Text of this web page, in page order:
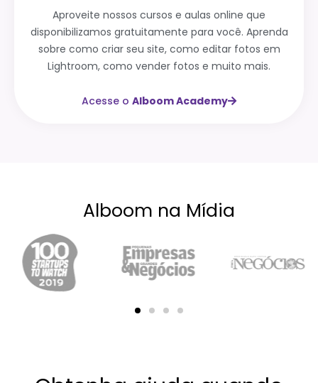
Aproveite nossos cursos e aulas online que
disponibilizamos gratuitamente para você. Aprenda
sobre como criar seu site, como editar fotos em
Lightroom, como vender fotos e muito mais.
Acesse o Alboom Academy
Alboom na Mídia